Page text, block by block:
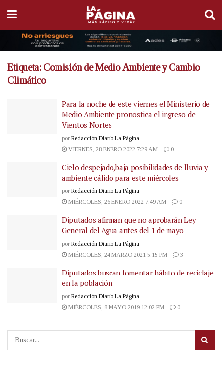
Etiqueta: Comisión de Medio Ambiente y Cambio
Climático
Para la noche de este viernes el Ministerio de
Medio Ambiente pronostica el ingreso de
Vientos Nortes
por Redacción Diario La Página
VIERNES, 28 ENERO 2022 7:29 AM
0
Cielo despejado,baja posibilidades de lluvia y
ambiente cálido para este miércoles
por Redacción Diario La Página
MIÉRCOLES, 26 ENERO 2022 7:49 AM
0
Diputados afirman que no aprobarán Ley
General del Agua antes del 1 de mayo
por Redacción Diario La Página
MIÉRCOLES, 24 MARZO 2021 5:15 PM
3
Diputados buscan fomentar hábito de reciclaje
en la población
por Redacción Diario La Página
MIÉRCOLES, 8 MAYO 2019 12:02 PM
0